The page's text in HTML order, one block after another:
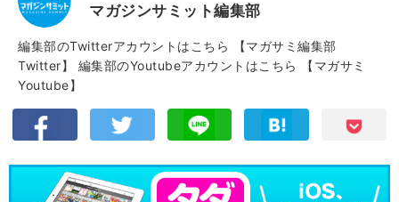
マガジンサミット編集部
編集部のTwitterアカウントはこちら
【マガサミ編集部
Twitter】
編集部のYoutubeアカウントはこちら
【マガサミ
Youtube】